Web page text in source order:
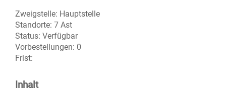
Zweigstelle: Hauptstelle
Standorte: 7 Ast
Status: Verfügbar
Vorbestellungen: 0
Frist:
Inhalt